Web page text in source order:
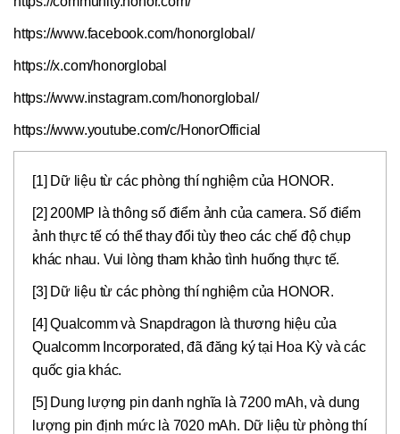
https://www.facebook.com/honorglobal/
https://x.com/honorglobal
https://www.instagram.com/honorglobal/
https://www.youtube.com/c/HonorOfficial
[1] Dữ liệu từ các phòng thí nghiệm của HONOR.
[2] 200MP là thông số điểm ảnh của camera. Số điểm
ảnh thực tế có thể thay đổi tùy theo các chế độ chụp
khác nhau. Vui lòng tham khảo tình huống thực tế.
[3] Dữ liệu từ các phòng thí nghiệm của HONOR.
[4] Qualcomm và Snapdragon là thương hiệu của
Qualcomm Incorporated, đã đăng ký tại Hoa Kỳ và các
quốc gia khác.
[5] Dung lượng pin danh nghĩa là 7200 mAh, và dung
lượng pin định mức là 7020 mAh. Dữ liệu từ phòng thí